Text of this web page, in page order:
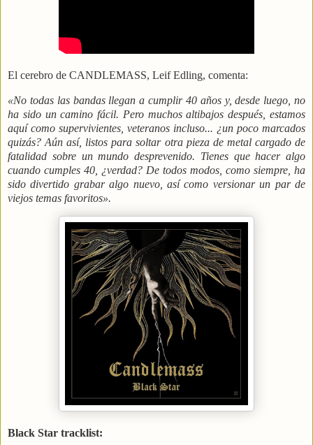
El cerebro de CANDLEMASS, Leif Edling, comenta:
«No todas las bandas llegan a cumplir 40 años y, desde luego, no
ha sido un camino fácil. Pero muchos altibajos después, estamos
aquí como supervivientes, veteranos incluso... ¿un poco marcados
quizás? Aún así, listos para soltar otra pieza de metal cargado de
fatalidad sobre un mundo desprevenido. Tienes que hacer algo
cuando cumples 40, ¿verdad? De todos modos, como siempre, ha
sido divertido grabar algo nuevo, así como versionar un par de
viejos temas favoritos».
Black Star tracklist: